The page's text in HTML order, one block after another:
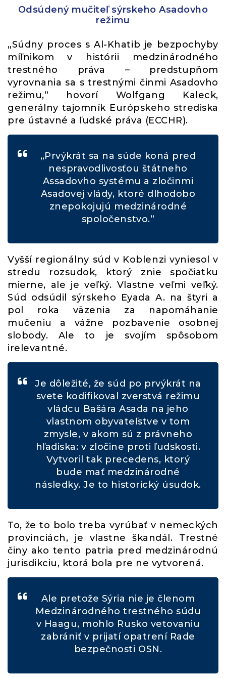
Odsúdený mučiteľ sýrskeho Asadovho
režimu
„Súdny proces s Al-Khatib je bezpochyby
míľnikom v histórii medzinárodného
trestného práva – predstupňom
vyrovnania sa s trestnými činmi Asadovho
režimu,“ hovorí Wolfgang Kaleck,
generálny tajomník Európskeho strediska
pre ústavné a ľudské práva (ECCHR).
„Prvýkrát sa na súde koná pred
nespravodlivosťou štátneho
Assadovho systému a zločinmi
Asadovej vlády, ktoré dlhodobo
znepokojujú medzinárodné
spoločenstvo.“
Vyšší regionálny súd v Koblenzi vyniesol v
stredu rozsudok, ktorý znie spočiatku
mierne, ale je veľký. Vlastne veľmi veľký.
Súd odsúdil sýrskeho Eyada A. na štyri a
pol roka väzenia za napomáhanie
mučeniu a vážne pozbavenie osobnej
slobody. Ale to je svojím spôsobom
irelevantné.
Je dôležité, že súd po prvýkrát na
svete kodifikoval zverstvá režimu
vládcu Bašára Asada na jeho
vlastnom obyvateľstve v tom
zmysle, v akom sú z právneho
hľadiska: v zločine proti ľudskosti.
Vytvoril tak precedens, ktorý
bude mať medzinárodné
následky. Je to historický úsudok.
To, že to bolo treba vyrúbať v nemeckých
provinciách, je vlastne škandál. Trestné
činy ako tento patria pred medzinárodnú
jurisdikciu, ktorá bola pre ne vytvorená.
Ale pretože Sýria nie je členom
Medzinárodného trestného súdu
v Haagu, mohlo Rusko vetovaniu
zabrániť v prijatí opatrení Rade
bezpečnosti OSN.